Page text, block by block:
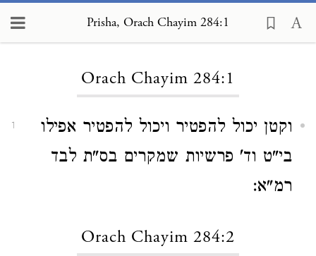
Prisha, Orach Chayim 284:1
Orach Chayim 284:1
1
וקטן יכול להפטיר ויכול להפטיר אפילו
בי"ט וד' פרשיות שמקרים בס"ת לבד
רמ"א:
Orach Chayim 284:2